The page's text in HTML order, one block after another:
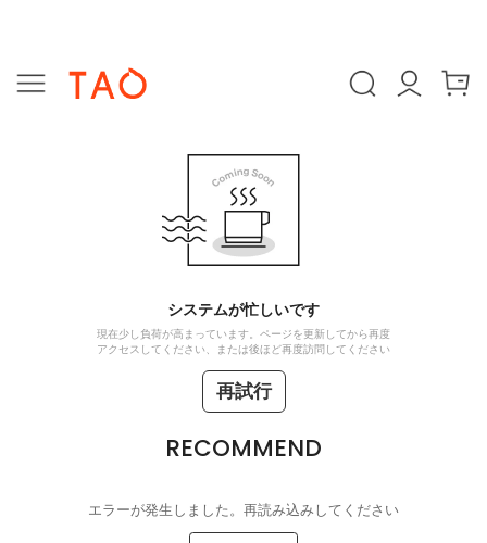
システムが忙しいです
現在少し負荷が高まっています。ページを更新してから再度
アクセスしてください、または後ほど再度訪問してください
再試行
RECOMMEND
エラーが発生しました。再読み込みしてください